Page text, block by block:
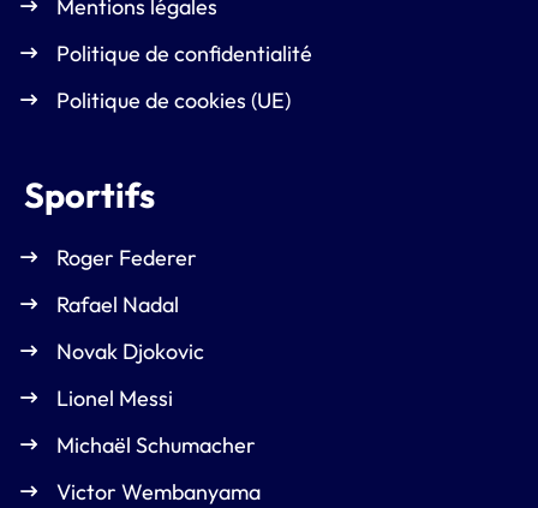
Mentions légales
Politique de confidentialité
Politique de cookies (UE)
Sportifs
Roger Federer
Rafael Nadal
Novak Djokovic
Lionel Messi
Michaël Schumacher
Victor Wembanyama